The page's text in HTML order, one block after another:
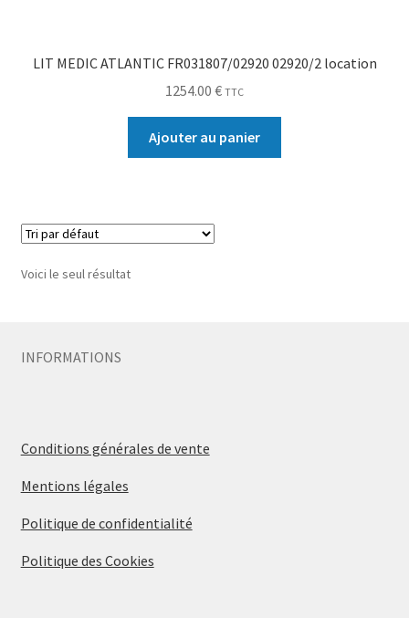
LIT MEDIC ATLANTIC FR031807/02920 02920/2 location
1254.00 € TTC
Ajouter au panier
Voici le seul résultat
INFORMATIONS
Conditions générales de vente
Mentions légales
Politique de confidentialité
Politique des Cookies